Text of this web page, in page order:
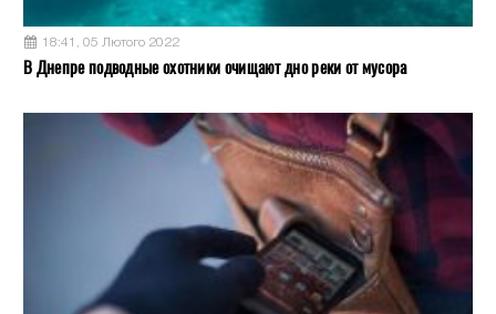
18:41, 05 Лютого 2022
В Днепре подводные охотники очищают дно реки от мусора